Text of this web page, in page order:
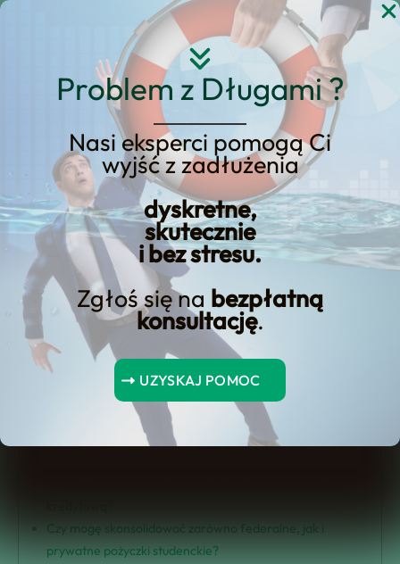
Problem z Długami ?
Nasi eksperci pomogą Ci
wyjść z zadłużenia
dyskretne,
skutecznie
i bez stresu.
Zgłoś się na bezpłatną
konsultację.
UZYSKAJ POMOC
Przejdź
3 kluczowe korzyści
związane z konsolidacją
kredytów
oprocentowania
bazowego
Spis Treści
Obniżone stopy procentowe
Zredukowane miesięczne płatności
Czy mogę skonsolidować zarówno federalne, jak i
prywatne pożyczki studenckie?